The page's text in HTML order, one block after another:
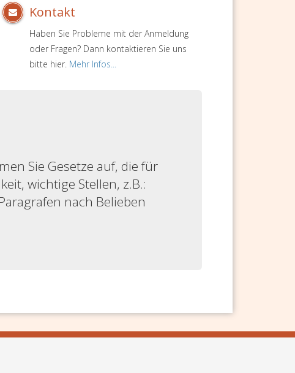
Kontakt
Haben Sie Probleme mit der Anmeldung
oder Fragen? Dann kontaktieren Sie uns
bitte hier. Mehr Infos...
Sie Gesetze auf, die für
wichtige Stellen, z.B.:
nach Belieben